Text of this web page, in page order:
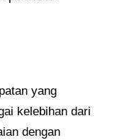
yang
kelebihan dari
dengan